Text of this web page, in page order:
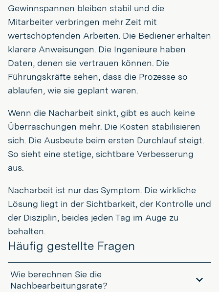
Gewinnspannen bleiben stabil und die
Mitarbeiter verbringen mehr Zeit mit
wertschöpfenden Arbeiten. Die Bediener erhalten
klarere Anweisungen. Die Ingenieure haben
Daten, denen sie vertrauen können. Die
Führungskräfte sehen, dass die Prozesse so
ablaufen, wie sie geplant waren.
Wenn die Nacharbeit sinkt, gibt es auch keine
Überraschungen mehr. Die Kosten stabilisieren
sich. Die Ausbeute beim ersten Durchlauf steigt.
So sieht eine stetige, sichtbare Verbesserung
aus.
Nacharbeit ist nur das Symptom. Die wirkliche
Lösung liegt in der Sichtbarkeit, der Kontrolle und
der Disziplin, beides jeden Tag im Auge zu
behalten.
Häufig gestellte Fragen
Wie berechnen Sie die
Nachbearbeitungsrate?